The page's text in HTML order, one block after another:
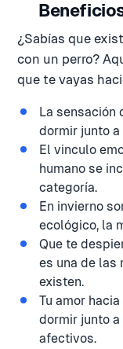
¿Sabías que
con un perro?
que te vayas
La sensación
dormir junto a
El vinculo
humano se
categoría.
En invierno
ecológico, la
Que te
es una de las
existen.
Tu amor
dormir junto
afectivos.